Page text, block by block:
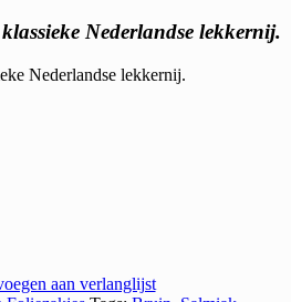
Nederlandse lekkernij.
Nederlandse lekkernij.
aan verlanglijst